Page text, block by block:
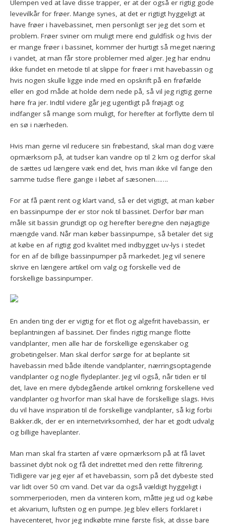
Ulempen ved at lave disse trapper, er at der også er rigtig gode
levevilkår for frøer. Mange synes, at det er rigtigt hyggeligt at
have frøer i havebassinet, men personligt ser jeg det som et
problem. Frøer sviner om muligt mere end guldfisk og hvis der
er mange frøer i bassinet, kommer der hurtigt så meget næring
i vandet, at man får store problemer med alger. Jeg har endnu
ikke fundet en metode til at slippe for frøer i mit havebassin og
hvis nogen skulle ligge inde med en opskrift på en frøfælde
eller en god måde at holde dem nede på, så vil jeg rigtig gerne
høre fra jer. Indtil videre går jeg ugentligt på frøjagt og
indfanger så mange som muligt, for herefter at forflytte dem til
en sø i nærheden.
Hvis man gerne vil reducere sin frøbestand, skal man dog være
opmærksom på, at tudser kan vandre op til 2 km og derfor skal
de sættes ud længere væk end det, hvis man ikke vil fange den
samme tudse flere gange i løbet af sæsonen…….
For at få pænt rent og klart vand, så er det vigtigt, at man køber
en bassinpumpe der er stor nok til bassinet. Derfor bør man
måle sit bassin grundigt op og herefter beregne den nøjagtige
mængde vand. Når man køber bassinpumpe, så betaler det sig
at købe en af rigtig god kvalitet med indbygget uv-lys i stedet
for en af de billige bassinpumper på markedet. Jeg vil senere
skrive en længere artikel om valg og forskelle ved de
forskellige bassinpumper.
En anden ting der er vigtig for et flot og algefrit havebassin, er
beplantningen af bassinet. Der findes rigtig mange flotte
vandplanter, men alle har de forskellige egenskaber og
grobetingelser. Man skal derfor sørge for at beplante sit
havebassin med både iltende vandplanter, nærringsoptagende
vandplanter og nogle flydeplanter. Jeg vil også, når tiden er til
det, lave en mere dybdegående artikel omkring forskellene ved
vandplanter og hvorfor man skal have de forskellige slags. Hvis
du vil have inspiration til de forskellige vandplanter, så kig forbi
Bakker.dk, der er en internetvirksomhed, der har et godt udvalg
og billige haveplanter.
Man man skal fra starten af være opmærksom på at få lavet
bassinet dybt nok og få det indrettet med den rette filtrering.
Tidligere var jeg ejer af et havebassin, som på det dybeste sted
var lidt over 50 cm vand. Det var da også vældigt hyggeligt i
sommerperioden, men da vinteren kom, måtte jeg ud og købe
et akvarium, luftsten og en pumpe. Jeg blev ellers forklaret i
havecenteret, hvor jeg indkøbte mine første fisk, at disse bare